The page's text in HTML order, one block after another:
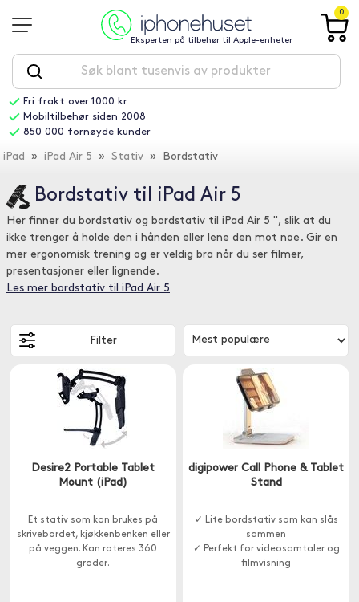
Eksperten på tilbehør til Apple-enheter
0
Fri frakt over 1000 kr
Mobiltilbehør siden 2008
850 000 fornøyde kunder
iPad » iPad Air 5 » Stativ » Bordstativ
Bordstativ til iPad Air 5
Her finner du bordstativ og bordstativ til iPad Air 5 ", slik at du
ikke trenger å holde den i hånden eller lene den mot noe. Gir en
mer ergonomisk trening og er veldig bra når du ser filmer,
presentasjoner eller lignende.
Les mer bordstativ til iPad Air 5
Filter
Desire2 Portable Tablet
Mount (iPad)
Et stativ som kan brukes på
skrivebordet, kjøkkenbenken eller
på veggen. Kan roteres 360
grader.
digipower Call Phone & Tablet
Stand
✓ Lite bordstativ som kan slås
sammen
✓ Perfekt for videosamtaler og
filmvisning